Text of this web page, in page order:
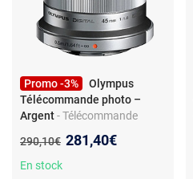
Promo -3%
Olympus
Télécommande photo –
Argent- Télécommande
Pen - marque Olympus
Ancien prix :
290,10€ Nouveau prix :
281,40€
En stock